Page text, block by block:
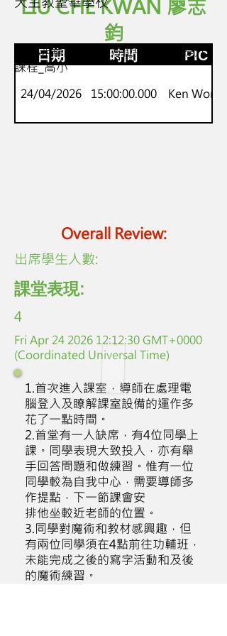
LIU CHE KWAN 廖志
鈞
日期 時間 PIC
24/04/2026 15:00:00.000 Ken Wong
Overall Review:
高小
NCS非華語GBL全方位中文能力提升
課程_高小
​出席學生人數:
課堂表現:
4
Fri Apr 24 2026 12:12:30 GMT+0000
(Coordinated Universal Time)
1.首次進入課室，導師在處理電
腦登入及瞭解課室設備的運作多
花了一點時間。
2.首堂有一人缺席，有4位同學上
課。同學表現大致投入，亦有舉
手回答問題和做練習。惟有一位
同學較為自我中心，需要導師多
作提點，下一節課會安
排他坐較近老師的位置。
3.同學對魔術和教材感興趣，但
有兩位同學須在4點前往功輔班，
未能完成之後的寫字活動和及後
的魔術練習。